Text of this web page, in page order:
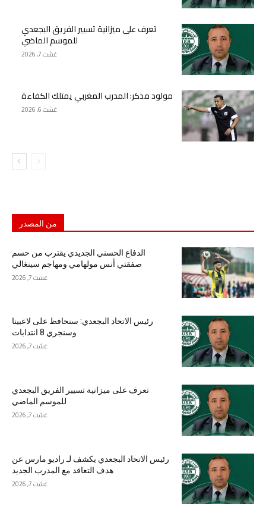
تعرف على ميزانية تسيير الفريق البجعدي
للموسم الماضي
غشت 7, 2026
مولود مذكر: المدرب المغربي يمتلك الكفاءة
غشت 6, 2026
من المصدر
الدفاع الحسني الجديدي يقترب من حسم
صفقتي أنس مولهامي ومهاجم سينغالي
غشت 7, 2026
رئيس الاتحاد البجعدي: سنحافظ على لاعبينا
وسنجري 8 انتدابات
غشت 7, 2026
تعرف على ميزانية تسيير الفريق البجعدي
للموسم الماضي
غشت 7, 2026
رئيس الاتحاد البجعدي يكشف لـ راديو مارس عن
هدف التعاقد مع المدرب الجديد
غشت 7, 2026